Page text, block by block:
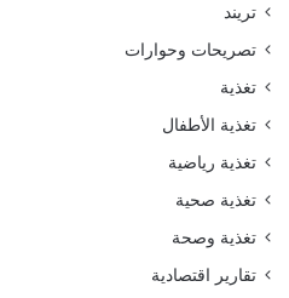
تريند
تصريحات وحوارات
تغذية
تغذية الأطفال
تغذية رياضية
تغذية صحية
تغذية وصحة
تقارير اقتصادية